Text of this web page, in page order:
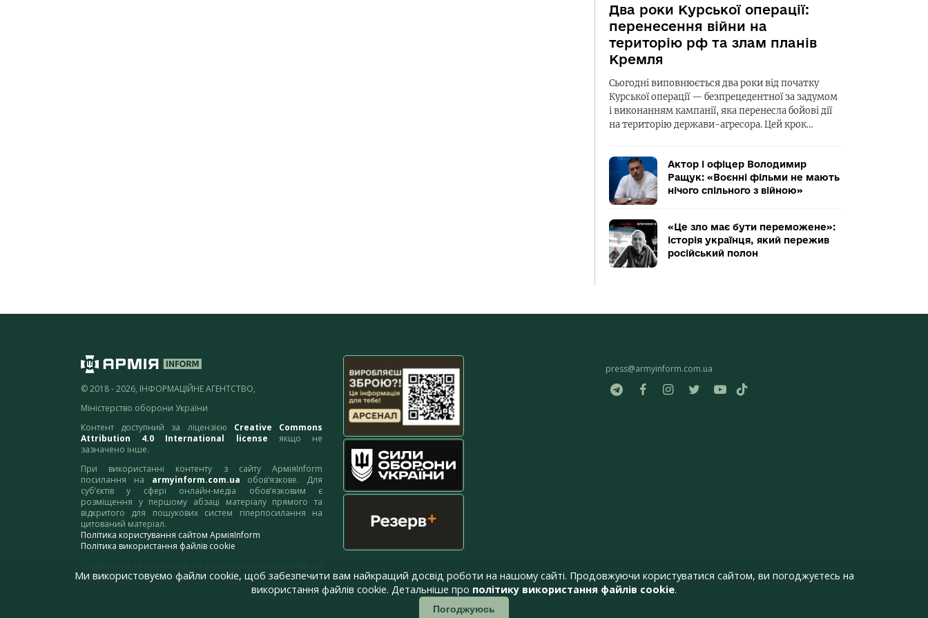
Два роки Курської операції:
перенесення війни на
територію рф та злам планів
Кремля
Сьогодні виповнюється два роки від початку
Курської операції — безпрецедентної за задумом
і виконанням кампанії, яка перенесла бойові дії
на територію держави-агресора. Цей крок…
Актор і офіцер Володимир
Ращук: «Воєнні фільми не мають
нічого спільного з війною»
«Це зло має бути переможене»:
історія українця, який пережив
російський полон
© 2018 - 2026, ІНФОРМАЦІЙНЕ АГЕНТСТВО,
Міністерство оборони України
Контент доступний за ліцензією Creative Commons
Attribution 4.0 International license якщо не
зазначено інше.
При використанні контенту з сайту АрміяInform
посилання на armyinform.com.ua обов’язкове. Для
суб’єктів у сфері онлайн-медіа обов’язковим є
розміщення у першому абзаці матеріалу прямого та
відкритого для пошукових систем гіперпосилання на
цитований матеріал.
Політика користування сайтом АрміяInform
Політика використання файлів cookie
адресу:webmaster@armyinform.com.ua
press@armyinform.com.ua
Ми використовуємо файли cookie, щоб забезпечити вам найкращий досвід роботи на нашому сайті. Продовжуючи користуватися сайтом, ви погоджуєтесь на
використання файлів cookie. Детальніше про політику використання файлів cookie.
Погоджуюсь